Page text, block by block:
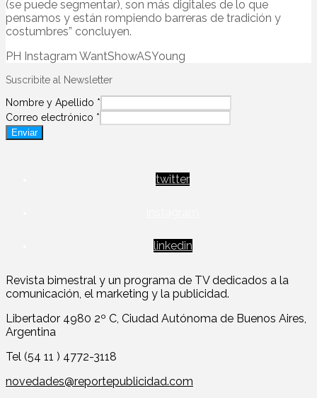
(se puede segmentar), son más digitales de lo que
pensamos y están rompiendo barreras de tradición y
costumbres” concluyen.
PH Instagram WantShowASYoung
Suscribite al Newsletter
Nombre y Apellido *
Correo electrónico *
Enviar
twitter
linkedin
Revista bimestral y un programa de TV dedicados a la
comunicación, el marketing y la publicidad.
Libertador 4980 2º C, Ciudad Autónoma de Buenos Aires,
Argentina
Tel (54 11 ) 4772-3118
novedades@reportepublicidad.com